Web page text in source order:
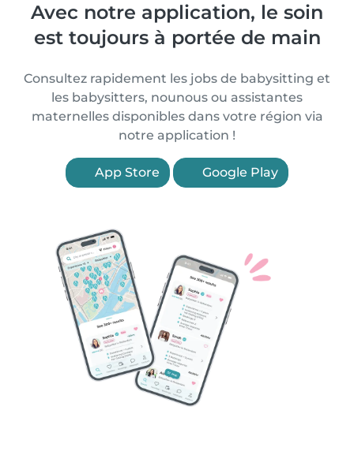
Avec notre application, le soin
est toujours à portée de main
Consultez rapidement les jobs de babysitting et
les babysitters, nounous ou assistantes
maternelles disponibles dans votre région via
notre application !
App Store Google Play